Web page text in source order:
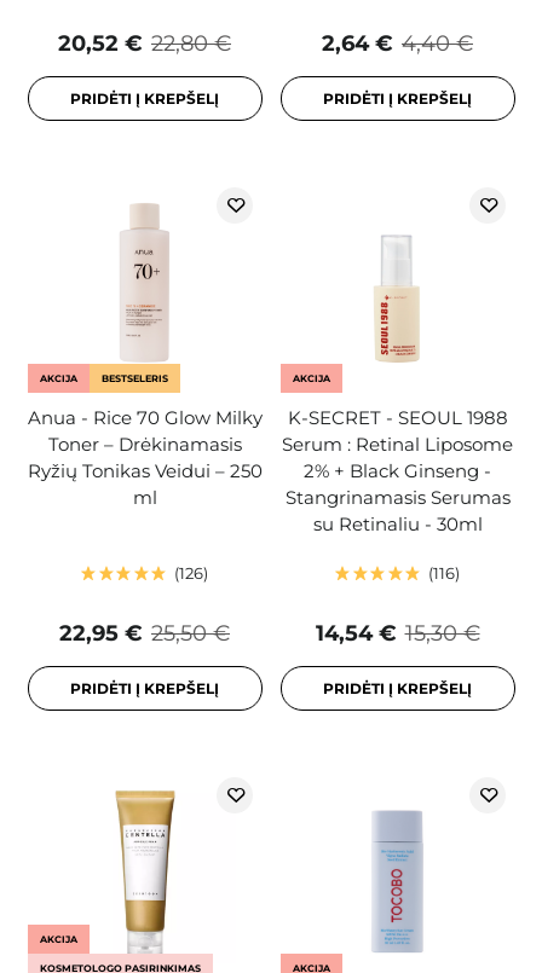
22,80 €
20,52 €
PRIDĖTI Į KREPŠELĮ
4,40 €
2,64 €
PRIDĖTI Į KREPŠELĮ
AKCIJA BESTSELERIS
Anua - Rice 70 Glow Milky
Toner – Drėkinamasis
Ryžių Tonikas Veidui – 250
ml
126
25,50 €
22,95 €
PRIDĖTI Į KREPŠELĮ
AKCIJA
K-SECRET - SEOUL 1988
Serum : Retinal Liposome
2% + Black Ginseng -
Stangrinamasis Serumas
su Retinaliu - 30ml
116
15,30 €
14,54 €
PRIDĖTI Į KREPŠELĮ
AKCIJA
KOSMETOLOGO PASIRINKIMAS AKCIJA